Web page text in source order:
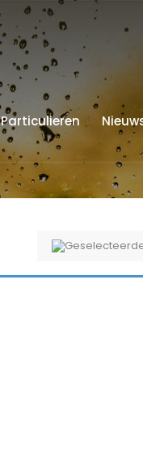
Particulieren